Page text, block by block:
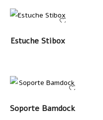
LEER MÁS
Estuche Stibox
LEER MÁS
Soporte Bamdock